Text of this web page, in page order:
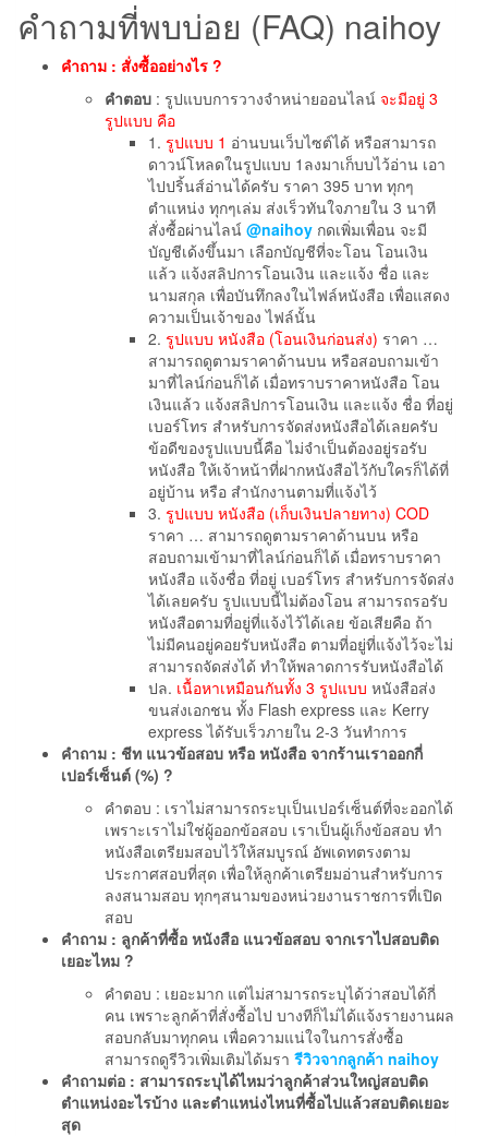
คำถามที่พบบ่อย (FAQ) naihoy
คำถาม : สั่งซื้ออย่างไร ?
คำตอบ : รูปแบบการวางจำหน่ายออนไลน์ จะมีอยู่ 3
รูปแบบ คือ
1. รูปแบบ 1 อ่านบนเว็บไซต์ได้ หรือสามารถ
ดาวน์โหลดในรูปแบบ 1ลงมาเก็บบไว้อ่าน เอา
ไปปริ้นส์อ่านได้ครับ ราคา 395 บาท ทุกๆ
ตำแหน่ง ทุกๆเล่ม ส่งเร็วทันใจภายใน 3 นาที
สั่งซื้อผ่านไลน์ @naihoy กดเพิ่มเพื่อน จะมี
บัญชีเด้งขึ้นมา เลือกบัญชีที่จะโอน โอนเงิน
แล้ว แจ้งสลิปการโอนเงิน และแจ้ง ชื่อ และ
นามสกุล เพื่อบันทึกลงในไฟล์หนังสือ เพื่อแสดง
ความเป็นเจ้าของ ไฟล์นั้น
2. รูปแบบ หนังสือ (โอนเงินก่อนส่ง) ราคา …
สามารถดูตามราคาด้านบน หรือสอบถามเข้า
มาที่ไลน์ก่อนก็ได้ เมื่อทราบราคาหนังสือ โอน
เงินแล้ว แจ้งสลิปการโอนเงิน และแจ้ง ชื่อ ที่อยู่
เบอร์โทร สำหรับการจัดส่งหนังสือได้เลยครับ
ข้อดีของรูปแบบนี้คือ ไม่จำเป็นต้องอยู่รอรับ
หนังสือ ให้เจ้าหน้าที่ฝากหนังสือไว้กับใครก็ได้ที่
อยู่บ้าน หรือ สำนักงานตามที่แจ้งไว้
3. รูปแบบ หนังสือ (เก็บเงินปลายทาง) COD
ราคา … สามารถดูตามราคาด้านบน หรือ
สอบถามเข้ามาที่ไลน์ก่อนก็ได้ เมื่อทราบราคา
หนังสือ แจ้งชื่อ ที่อยู่ เบอร์โทร สำหรับการจัดส่ง
ได้เลยครับ รูปแบบนี้ไม่ต้องโอน สามารถรอรับ
หนังสือตามที่อยู่ที่แจ้งไว้ได้เลย ข้อเสียคือ ถ้า
ไม่มีคนอยู่คอยรับหนังสือ ตามที่อยู่ที่แจ้งไว้จะไม่
สามารถจัดส่งได้ ทำให้พลาดการรับหนังสือได้
ปล. เนื้อหาเหมือนกันทั้ง 3 รูปแบบ หนังสือส่ง
ขนส่งเอกชน ทั้ง Flash express และ Kerry
express ได้รับเร็วภายใน 2-3 วันทำการ
คำถาม : ชีท แนวข้อสอบ หรือ หนังสือ จากร้านเราออกกี่
เปอร์เซ็นต์ (%) ?
คำตอบ : เราไม่สามารถระบุเป็นเปอร์เซ็นต์ที่จะออกได้
เพราะเราไม่ใช่ผู้ออกข้อสอบ เราเป็นผู้เก็งข้อสอบ ทำ
หนังสือเตรียมสอบไว้ให้สมบูรณ์ อัพเดทตรงตาม
ประกาศสอบที่สุด เพื่อให้ลูกค้าเตรียมอ่านสำหรับการ
ลงสนามสอบ ทุกๆสนามของหน่วยงานราชการที่เปิด
สอบ
คำถาม : ลูกค้าที่ซื้อ หนังสือ แนวข้อสอบ จากเราไปสอบติด
เยอะไหม ?
คำตอบ : เยอะมาก แต่ไม่สามารถระบุได้ว่าสอบได้กี่
คน เพราะลูกค้าที่สั่งซื้อไป บางทีก็ไม่ได้แจ้งรายงานผล
สอบกลับมาทุกคน เพื่อความแน่ใจในการสั่งซื้อ
สามารถดูรีวิวเพิ่มเติมได้มรา รีวิวจากลูกค้า naihoy
คำถามต่อ : สามารถระบุได้ไหมว่าลูกค้าส่วนใหญ่สอบติด
ตำแหน่งอะไรบ้าง และตำแหน่งไหนที่ซื้อไปแล้วสอบติดเยอะ
สุด